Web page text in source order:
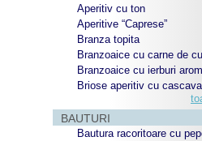
Aperitiv cu ton
Aperitive “Caprese”
Branza topita
Branzoaice cu carne de
Branzoaice cu ierburi
Briose aperitiv cu cascaval
BAUTURI
Bautura racoritoare cu